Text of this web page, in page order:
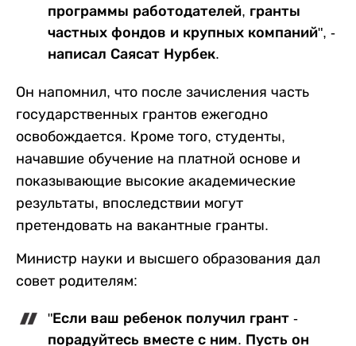
программы работодателей, гранты
частных фондов и крупных компаний", -
написал Саясат Нурбек.
Он напомнил, что после зачисления часть
государственных грантов ежегодно
освобождается. Кроме того, студенты,
начавшие обучение на платной основе и
показывающие высокие академические
результаты, впоследствии могут
претендовать на вакантные гранты.
Министр науки и высшего образования дал
совет родителям:
"Если ваш ребенок получил грант -
порадуйтесь вместе с ним. Пусть он